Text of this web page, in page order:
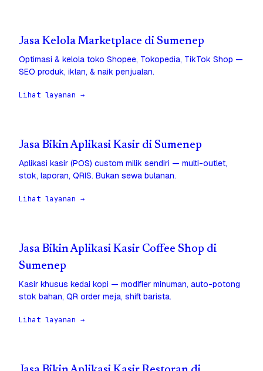
Jasa Kelola Marketplace di Sumenep
Optimasi & kelola toko Shopee, Tokopedia, TikTok Shop —
SEO produk, iklan, & naik penjualan.
Lihat layanan →
Jasa Bikin Aplikasi Kasir di Sumenep
Aplikasi kasir (POS) custom milik sendiri — multi-outlet,
stok, laporan, QRIS. Bukan sewa bulanan.
Lihat layanan →
Jasa Bikin Aplikasi Kasir Coffee Shop di
Sumenep
Kasir khusus kedai kopi — modifier minuman, auto-potong
stok bahan, QR order meja, shift barista.
Lihat layanan →